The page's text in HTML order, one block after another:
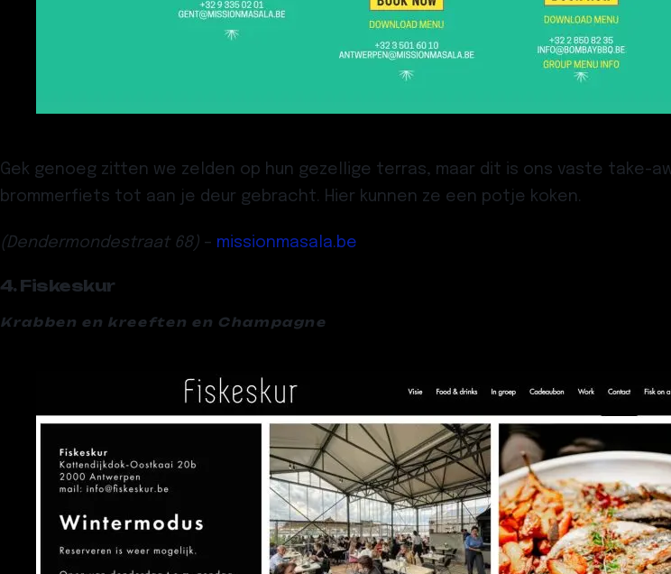
Gek genoeg zitten we zelden op hun gezellige terras, maar dit is ons vaste take-
brommerfiets tot aan je deur gebracht. Hier kunnen ze een potje koken.
(Dendermondestraat 68) – missionmasala.be
4. Fiskeskur
Krabben en kreeften en Champagne